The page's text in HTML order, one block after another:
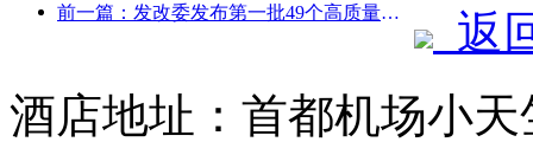
前一篇：发改委发布第一批49个高质量户外运动目的地名单
返
酒店地址：首都机场小